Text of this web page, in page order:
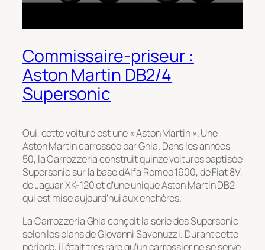
Commissaire-priseur :
Aston Martin DB2/4
Supersonic
Oui, cette voiture est une « Aston Martin ». Une
Aston Martin carrossée par Ghia. Dans les années
50, la Carrozzeria construit quinze voitures baptisée
Supersonic sur la base d’Alfa Romeo 1900, de Fiat 8V,
de Jaguar XK-120 et d’une unique Aston Martin DB2
qui est mise aujourd’hui aux enchères.
La Carrozzeria Ghia conçoit la série des Supersonic
selon les plans de Giovanni Savonuzzi. Durant cette
période, il était très rare qu’un carrossier ne se serve